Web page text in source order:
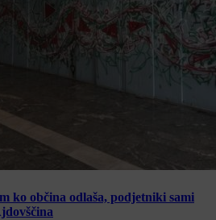
ko občina odlaša, podjetniki sami